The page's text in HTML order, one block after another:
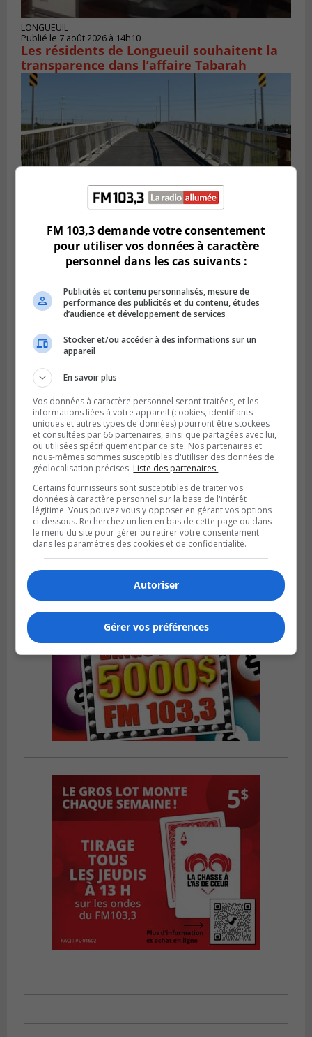
LONGUEUIL
Publié le 7 août 2026 à 14h10
Les résidents de Longueuil souhaitent la
transparence dans l’affaire Tabarah
BROSSARD
Publié le 6 août 2026 à 16h00
La piste cyclable de Brossard au pont S.-De
Champlain est ouverte
BOUCHERVILLE
Publié le 6 août 2026 à 14h50
Le tube nord du pont-tunnel Louis-
Hippolyte-La Fontaine se dote d’une
nouvelle chaussée
FM 103,3 demande votre consentement
pour utiliser vos données à caractère
personnel dans les cas suivants :
Publicités et contenu personnalisés, mesure de
performance des publicités et du contenu, études
d’audience et développement de services
Stocker et/ou accéder à des informations sur un
appareil
En savoir plus
Vos données à caractère personnel seront traitées, et les
informations liées à votre appareil (cookies, identifiants
uniques et autres types de données) pourront être stockées
et consultées par 66 partenaires, ainsi que partagées avec lui,
ou utilisées spécifiquement par ce site. Nos partenaires et
nous-mêmes sommes susceptibles d'utiliser des données de
géolocalisation précises. Liste des partenaires.
Certains fournisseurs sont susceptibles de traiter vos
données à caractère personnel sur la base de l'intérêt
légitime. Vous pouvez vous y opposer en gérant vos options
ci-dessous. Recherchez un lien en bas de cette page ou dans
le menu du site pour gérer ou retirer votre consentement
dans les paramètres des cookies et de confidentialité.
Autoriser
Gérer vos préférences